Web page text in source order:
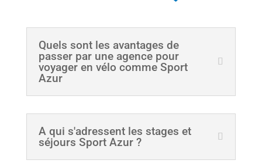
Quels sont les avantages de
passer par une agence pour
voyager en vélo comme Sport
Azur
A qui s'adressent les stages et
séjours Sport Azur ?